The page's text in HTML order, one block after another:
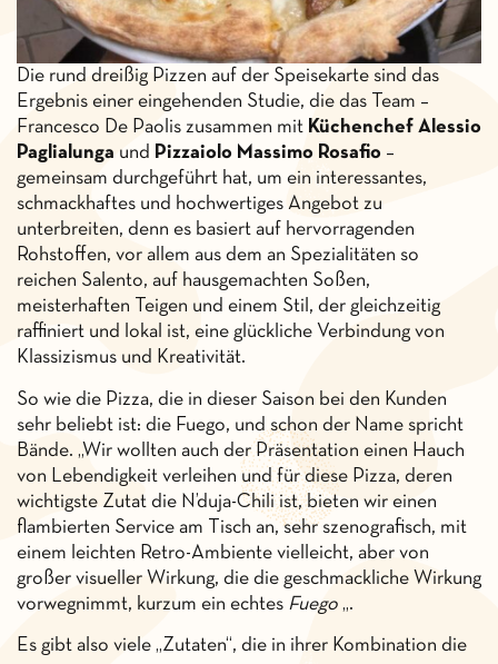
Die rund dreißig Pizzen auf der Speisekarte sind das
Ergebnis einer eingehenden Studie, die das Team –
Francesco De Paolis zusammen mit Küchenchef Alessio
Paglialunga und Pizzaiolo Massimo Rosafio –
gemeinsam durchgeführt hat, um ein interessantes,
schmackhaftes und hochwertiges Angebot zu
unterbreiten, denn es basiert auf hervorragenden
Rohstoffen, vor allem aus dem an Spezialitäten so
reichen Salento, auf hausgemachten Soßen,
meisterhaften Teigen und einem Stil, der gleichzeitig
raffiniert und lokal ist, eine glückliche Verbindung von
Klassizismus und Kreativität.
So wie die Pizza, die in dieser Saison bei den Kunden
sehr beliebt ist: die Fuego, und schon der Name spricht
Bände. „Wir wollten auch der Präsentation einen Hauch
von Lebendigkeit verleihen und für diese Pizza, deren
wichtigste Zutat die N’duja-Chili ist, bieten wir einen
flambierten Service am Tisch an, sehr szenografisch, mit
einem leichten Retro-Ambiente vielleicht, aber von
großer visueller Wirkung, die die geschmackliche Wirkung
vorwegnimmt, kurzum ein echtes Fuego „.
Es gibt also viele „Zutaten“, die in ihrer Kombination die